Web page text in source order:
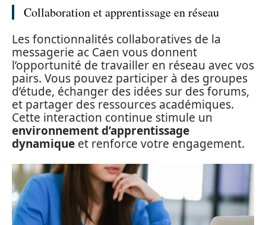
Collaboration et apprentissage en réseau
Les fonctionnalités collaboratives de la
messagerie ac Caen vous donnent
l’opportunité de travailler en réseau avec vos
pairs. Vous pouvez participer à des groupes
d’étude, échanger des idées sur des forums,
et partager des ressources académiques.
Cette interaction continue stimule un
environnement d’apprentissage
dynamique et renforce votre engagement.